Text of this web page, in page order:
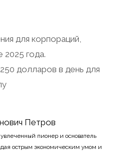
для корпораций,
2025 года.
долларов в день для
Петров
пионер и основатель
острым экономическим умом и